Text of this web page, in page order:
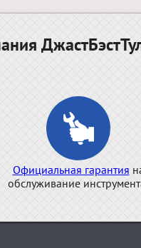
Официальная гарантия
обслуживание